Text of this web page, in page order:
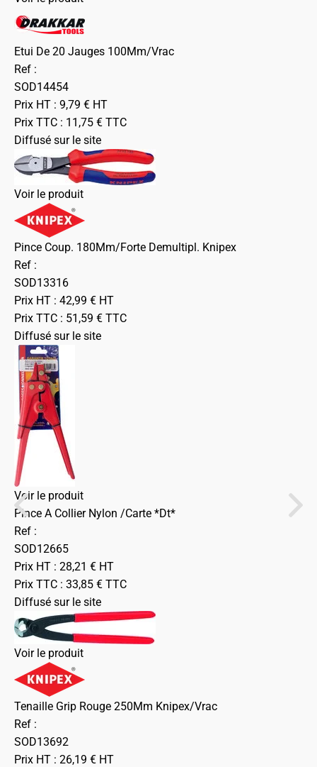
Etui De 20 Jauges 100Mm/Vrac
Ref :
SOD14454
Prix HT : 9,79 € HT
Prix TTC : 11,75 € TTC
Diffusé sur le site
Voir le produit
Pince Coup. 180Mm/Forte Demultipl. Knipex
Ref :
SOD13316
Prix HT : 42,99 € HT
Prix TTC : 51,59 € TTC
Diffusé sur le site
Voir le produit
Pince A Collier Nylon /Carte *Dt*
Ref :
SOD12665
Prix HT : 28,21 € HT
Prix TTC : 33,85 € TTC
Diffusé sur le site
Voir le produit
Tenaille Grip Rouge 250Mm Knipex/Vrac
Ref :
SOD13692
Prix HT : 26,19 € HT